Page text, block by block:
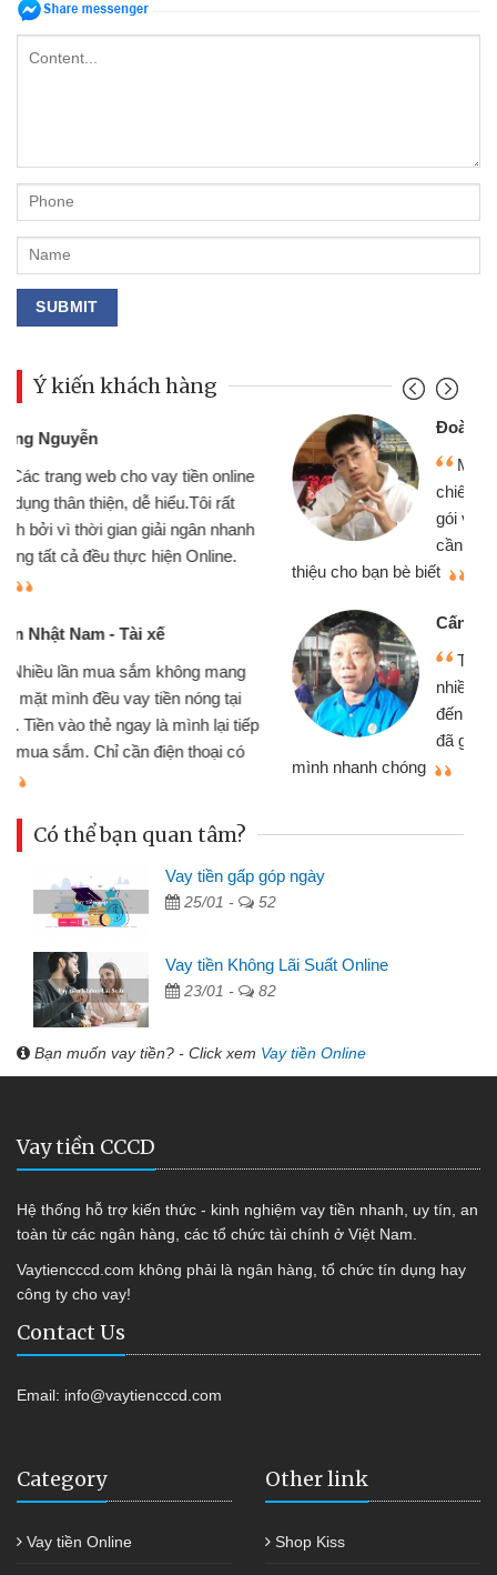
Ý kiến khách hàng
Mình cần tiền gấp nên định cầm cố
chiếc xe wave nhưng thật may đã có
gói vay tiền bằng CMND online không
cần gặp mặt nên rất tiện lợi, sẽ giới
thiệu cho bạn bè biết
Cấn Văn Lực - Tạp hóa
Tôi kinh doanh buôn bán nhỏ lẻ
nhiều lúc cần vốn nhập hàng, nhờ biết
đến website qua bạn bè giới thiệu tôi
đã giải quyết được công việc của
Có thể bạn quan tâm?
Vay tiền gấp góp ngày
25/01 - 52
Vay tiền Không Lãi Suất Online
23/01 - 82
Bạn muốn vay tiền? - Click xem Vay tiền Online
Vay tiền CCCD
Hệ thống hỗ trợ kiến thức - kinh nghiệm vay tiền nhanh, uy tín, an
toàn từ các ngân hàng, các tổ chức tài chính ở Việt Nam.
Vaytiencccd.com không phải là ngân hàng, tổ chức tín dụng hay
công ty cho vay!
Contact Us
Email: info@vaytiencccd.com
Category
Vay tiền Online
Other link
Shop Kiss